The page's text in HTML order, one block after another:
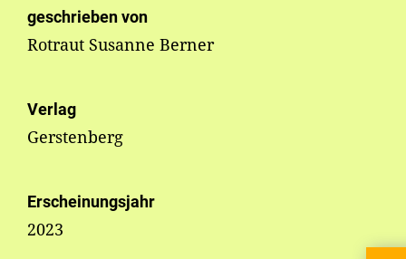
geschrieben von
Rotraut Susanne Berner
Verlag
Gerstenberg
Erscheinungsjahr
2023